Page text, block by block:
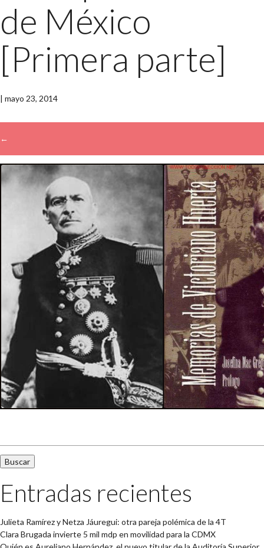
de México
[Primera parte]
| mayo 23, 2014
←
→
Entradas recientes
Julieta Ramírez y Netza Jáuregui: otra pareja polémica de la 4T
Clara Brugada invierte 5 mil mdp en movilidad para la CDMX